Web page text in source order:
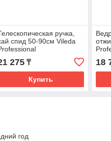
ручка,
спид 50-90см Vileda
275₸
Купить
18
год